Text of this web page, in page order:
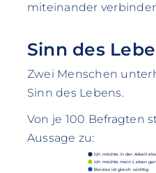
miteinander
Sinn des
Zwei Menschen
Sinn des Lebens.
Von je 100 Befragten
Aussage zu:
Ich möchte in der Arbeit
Ich möchte mein Leben
Beides ist gleich wichtig